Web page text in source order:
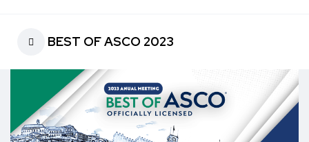
BEST OF ASCO 2023